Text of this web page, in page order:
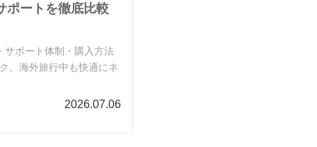
ポートを徹底比較
サポート体制・購入方法
。海外旅行中も快適にネ
2026.07.06